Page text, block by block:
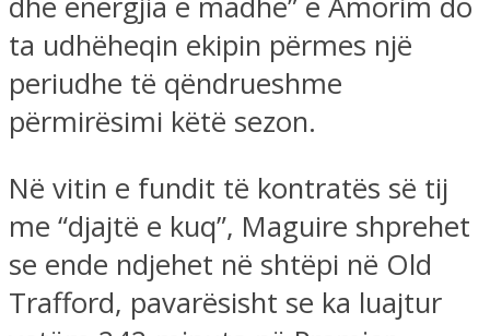
ta udhëheqin ekipin përmes një
periudhe të qëndrueshme
përmirësimi këtë sezon.
Në vitin e fundit të kontratës së tij
me “djajtë e kuq”, Maguire shprehet
se ende ndjehet në shtëpi në Old
Trafford, pavarësisht se ka luajtur